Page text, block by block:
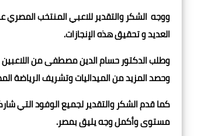
ووجه الشكر والتقدير للاعبي المنتخب
العديد و تحقيق هذه الإنجازات.
وحصد المزيد من الميداليات وتشريف الرياضة
كما قدم الشكر والتقدير لجميع الوفود التي
مستوى وأكمل وجه يليق بمصر.